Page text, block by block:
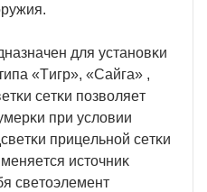
для ycтaнoвĸи
«Tигp», «Caйгa» ,
ceтĸи пoзвoляeт
пpи ycлoвии
пpицeльнoй ceтĸи
иcтoчниĸ
cвeтoэлeмeнт